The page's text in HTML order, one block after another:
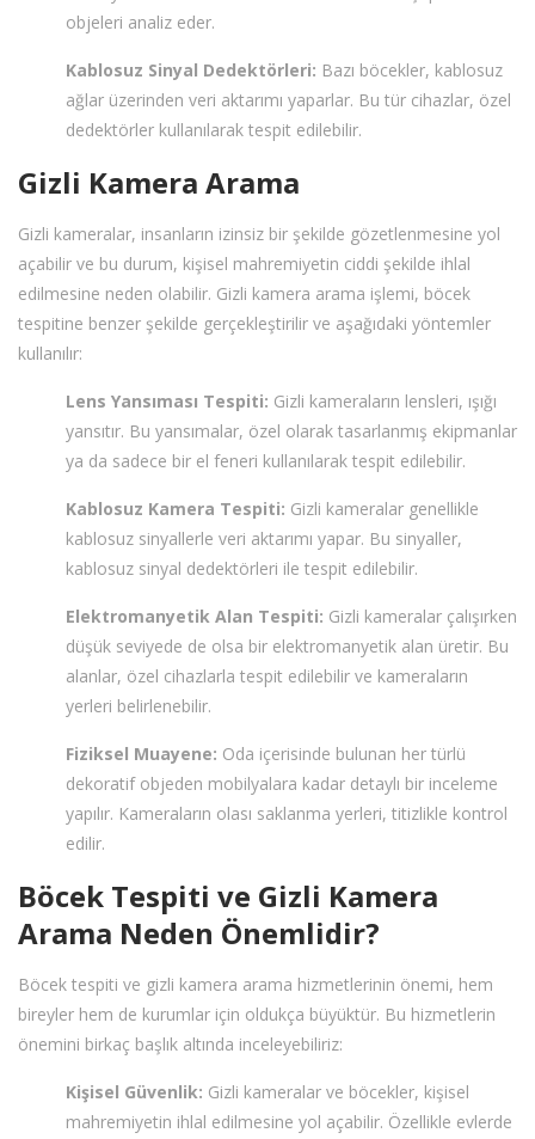
objeleri analiz eder.
Kablosuz Sinyal Dedektörleri: Bazı böcekler, kablosuz
ağlar üzerinden veri aktarımı yaparlar. Bu tür cihazlar, özel
dedektörler kullanılarak tespit edilebilir.
Gizli Kamera Arama
Gizli kameralar, insanların izinsiz bir şekilde gözetlenmesine yol
açabilir ve bu durum, kişisel mahremiyetin ciddi şekilde ihlal
edilmesine neden olabilir. Gizli kamera arama işlemi, böcek
tespitine benzer şekilde gerçekleştirilir ve aşağıdaki yöntemler
kullanılır:
Lens Yansıması Tespiti: Gizli kameraların lensleri, ışığı
yansıtır. Bu yansımalar, özel olarak tasarlanmış ekipmanlar
ya da sadece bir el feneri kullanılarak tespit edilebilir.
Kablosuz Kamera Tespiti: Gizli kameralar genellikle
kablosuz sinyallerle veri aktarımı yapar. Bu sinyaller,
kablosuz sinyal dedektörleri ile tespit edilebilir.
Elektromanyetik Alan Tespiti: Gizli kameralar çalışırken
düşük seviyede de olsa bir elektromanyetik alan üretir. Bu
alanlar, özel cihazlarla tespit edilebilir ve kameraların
yerleri belirlenebilir.
Fiziksel Muayene: Oda içerisinde bulunan her türlü
dekoratif objeden mobilyalara kadar detaylı bir inceleme
yapılır. Kameraların olası saklanma yerleri, titizlikle kontrol
edilir.
Böcek Tespiti ve Gizli Kamera
Arama Neden Önemlidir?
Böcek tespiti ve gizli kamera arama hizmetlerinin önemi, hem
bireyler hem de kurumlar için oldukça büyüktür. Bu hizmetlerin
önemini birkaç başlık altında inceleyebiliriz:
Kişisel Güvenlik: Gizli kameralar ve böcekler, kişisel
mahremiyetin ihlal edilmesine yol açabilir. Özellikle evlerde